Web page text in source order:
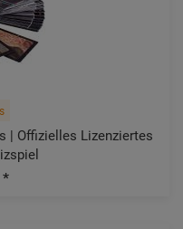
| Offizielles Lizenziertes
*